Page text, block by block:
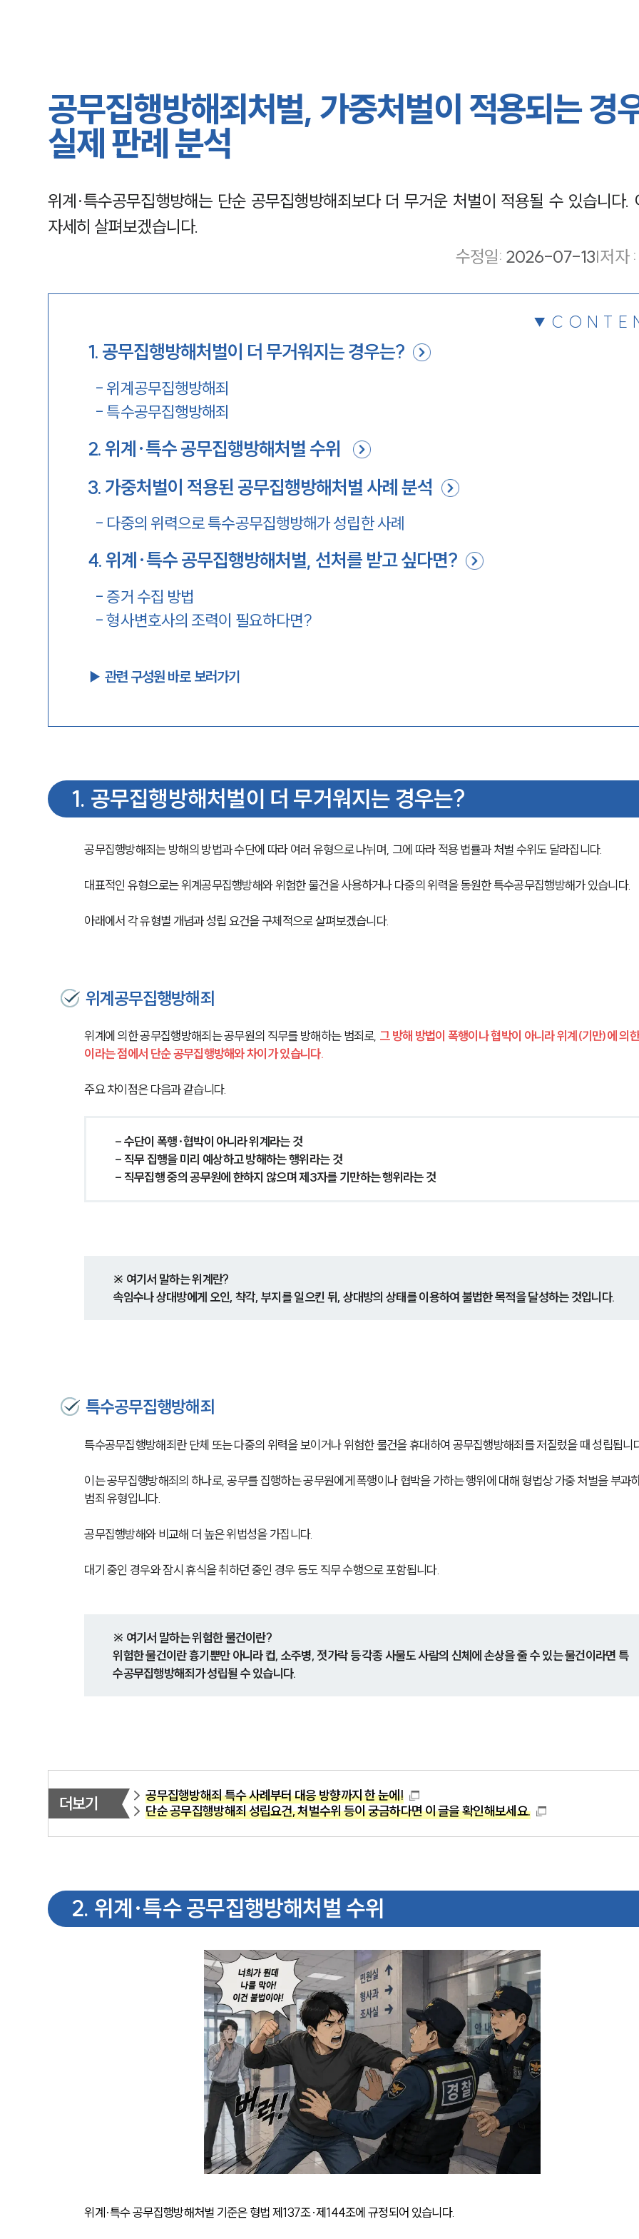
공무집행방해죄처벌, 가중처벌이 적용되는 경
실제 판례 분석
위계·특수공무집행방해는 단순 공무집행방해죄보다 더 무거운 처벌이 적용될 수 있습니다.
자세히 살펴보겠습니다.
수정일: 2026-07-13|저자 :
1. 공무집행방해처벌이 더 무거워지는 경우는?
- 위계공무집행방해죄
- 특수공무집행방해죄
2.위계·특수 공무집행방해처벌 수위
3. 가중처벌이 적용된 공무집행방해처벌 사례 분석
- 다중의 위력으로 특수공무집행방해가 성립한 사례
4.위계·특수 공무집행방해처벌, 선처를 받고 싶다면?
- 증거 수집 방법
-형사변호사의 조력이 필요하다면?
▶︎ 관련 구성원 바로 보러가기
1. 공무집행방해처벌이 더 무거워지는 경우는?
공무집행방해죄는 방해의 방법과 수단에 따라 여러 유형으로 나뉘며, 그에 따라 적용 법률과 처벌 수위도 달라집니다.
대표적인 유형으로는 위계공무집행방해와 위험한 물건을 사용하거나 다중의 위력을 동원한 특수공무집행방해가 있습니다.
아래에서 각 유형별 개념과 성립 요건을 구체적으로 살펴보겠습니다.
위계공무집행방해죄
위계에 의한 공무집행방해죄는 공무원의 직무를 방해하는 범죄로, 그 방해 방법이 폭행이나 협박이 아니라 위계(기만)에 의
이라는 점에서 단순 공무집행방해와 차이가 있습니다.
주요 차이점은 다음과 같습니다.
- 수단이 폭행·협박이 아니라 위계라는 것
- 직무 집행을 미리 예상하고 방해하는 행위라는 것
- 직무집행 중의 공무원에 한하지 않으며 제3자를 기만하는 행위라는 것
※ 여기서 말하는 위계란?
속임수나 상대방에게 오인, 착각, 부지를 일으킨 뒤, 상대방의 상태를 이용하여 불법한 목적을 달성하는 것입니다.
특수공무집행방해죄
특수공무집행방해죄란 단체 또는 다중의 위력을 보이거나 위험한 물건을 휴대하여 공무집행방해죄를 저질렀을 때 성립됩니
이는 공무집행방해죄의 하나로, 공무를 집행하는 공무원에게 폭행이나 협박을 가하는 행위에 대해 형법상 가중 처벌을 부과
범죄 유형입니다.
공무집행방해와 비교해 더 높은 위법성을 가집니다.
대기 중인 경우와 잠시 휴식을 취하던 중인 경우 등도 직무 수행으로 포함됩니다.
※ 여기서 말하는 위험한 물건이란?
위험한 물건이란 흉기뿐만 아니라 컵, 소주병, 젓가락 등 각종 사물도 사람의 신체에 손상을 줄 수 있는 물건이라면 특
수공무집행방해죄가 성립될 수 있습니다.
더보기
공무집행방해죄 특수 사례부터 대응 방향까지 한 눈에!
단순 공무집행방해죄 성립요건, 처벌수위 등이 궁금하다면 이 글을 확인해보세요.
2. 위계·특수 공무집행방해처벌 수위
위계·특수 공무집행방해처벌 기준은 형법 제137조·제144조에 규정되어 있습니다.